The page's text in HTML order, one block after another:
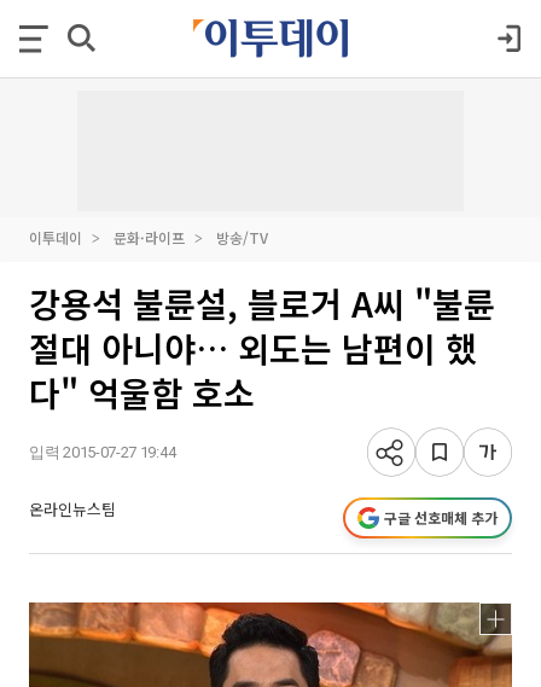
이투데이 문화·라이프 방송/TV
강용석 불륜설, 블로거 A씨 "불륜
절대 아니야… 외도는 남편이 했
다" 억울함 호소
입력 2015-07-27 19:44
온라인뉴스팀 구글 선호매체 추가